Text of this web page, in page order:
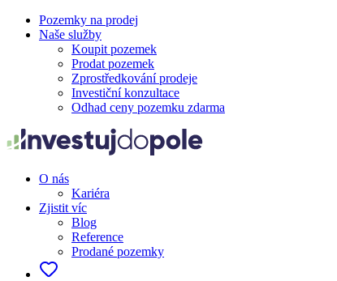
Pozemky na prodej
Naše služby
Koupit pozemek
Prodat pozemek
Zprostředkování prodeje
Investiční konzultace
Odhad ceny pozemku zdarma
O nás
Kariéra
Zjistit víc
Blog
Reference
Prodané pozemky